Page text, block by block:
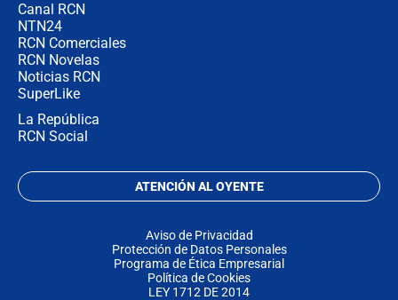
Canal RCN
NTN24
RCN Comerciales
RCN Novelas
Noticias RCN
SuperLike
La República
RCN Social
ATENCIÓN AL OYENTE
Aviso de Privacidad
Protección de Datos Personales
Programa de Ética Empresarial
Política de Cookies
LEY 1712 DE 2014